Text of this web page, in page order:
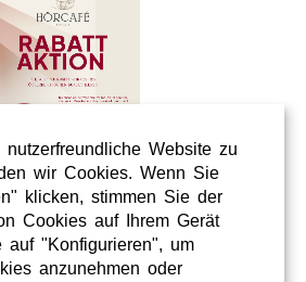
Wellness
Shopping
Website zu
wir Cookies. Wenn Sie
klicken, stimmen Sie der
Cookies auf Ihrem Gerät
auf "Konfigurieren", um
anzunehmen oder